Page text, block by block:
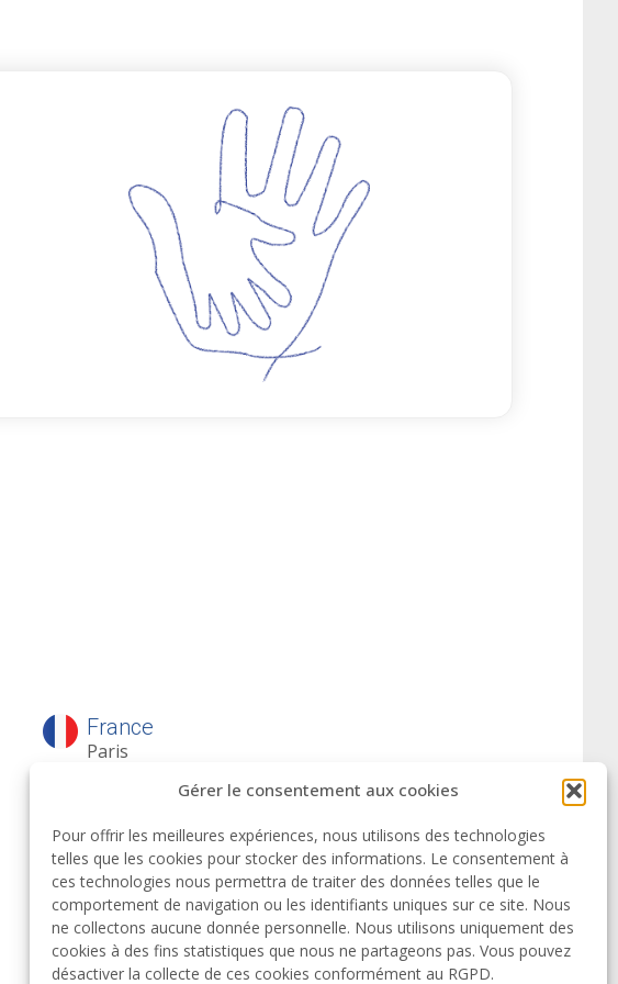
Gérer le consentement aux cookies
Pour offrir les meilleures expériences, nous utilisons des technologies
telles que les cookies pour stocker des informations. Le consentement à
ces technologies nous permettra de traiter des données telles que le
comportement de navigation ou les identifiants uniques sur ce site. Nous
ne collectons aucune donnée personnelle. Nous utilisons uniquement des
cookies à des fins statistiques que nous ne partageons pas. Vous pouvez
désactiver la collecte de ces cookies conformément au RGPD.
France
Paris
Dr. Smail Hadj-Rabia
Hôpital Necker Enfants Malades
149 rue des sèvres
75015 Paris
smail.hadj@inserm.fr
+ 33 1 44 49 46 68